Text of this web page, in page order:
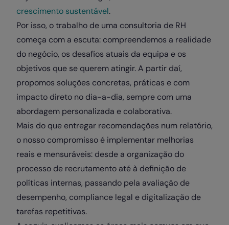
crescimento sustentável.
Por isso, o trabalho de uma consultoria de RH
começa com a escuta: compreendemos a realidade
do negócio, os desafios atuais da equipa e os
objetivos que se querem atingir. A partir daí,
propomos soluções concretas, práticas e com
impacto direto no dia-a-dia, sempre com uma
abordagem personalizada e colaborativa.
Mais do que entregar recomendações num relatório,
o nosso compromisso é implementar melhorias
reais e mensuráveis: desde a organização do
processo de recrutamento até à definição de
políticas internas, passando pela avaliação de
desempenho, compliance legal e digitalização de
tarefas repetitivas.